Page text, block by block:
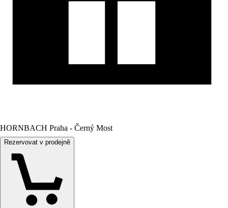
HORNBACH Praha - Černý Most
Rezervovat v prodejně